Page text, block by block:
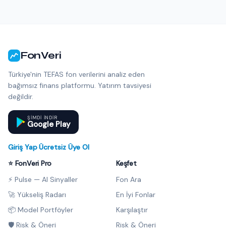
FonVeri
Türkiye'nin TEFAS fon verilerini analiz eden
bağımsız finans platformu. Yatırım tavsiyesi
değildir.
ŞIMDI INDIR
Google Play
Giriş Yap·Ücretsiz Üye Ol
⭐ FonVeri Pro
⚡ Pulse — AI Sinyaller
🚀 Yükseliş Radarı
📦 Model Portföyler
🛡️ Risk & Öneri
Keşfet
Fon Ara
En İyi Fonlar
Karşılaştır
Risk & Öneri